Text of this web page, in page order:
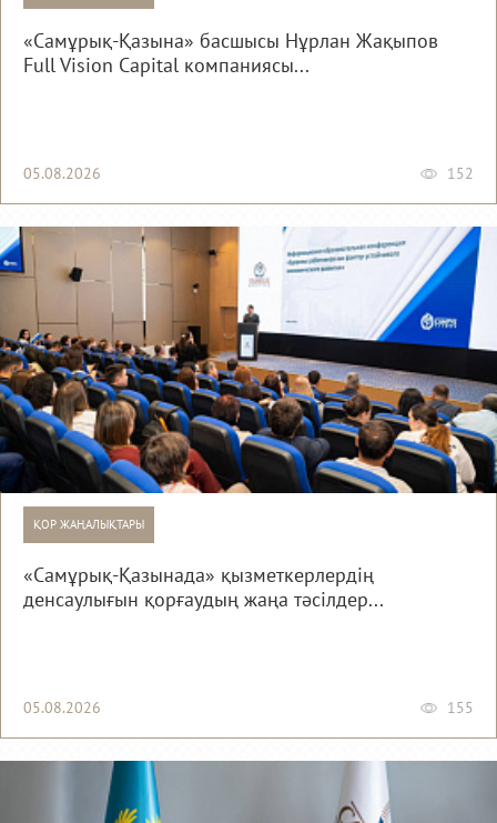
«Самұрық-Қазына» басшысы Нұрлан Жақыпов
Full Vision Capital компаниясы...
05.08.2026 152
ҚОР ЖАҢАЛЫҚТАРЫ
«Самұрық-Қазынада» қызметкерлердің
денсаулығын қорғаудың жаңа тәсілдер...
05.08.2026 155